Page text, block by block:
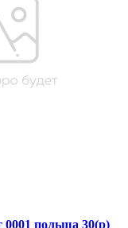
0001 польша 30(р)